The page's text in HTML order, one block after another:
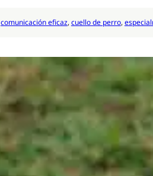
comunicación eficaz, cuello de perro,